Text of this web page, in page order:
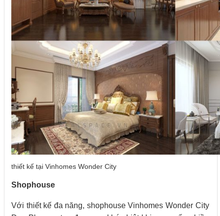
thiết kế tại Vinhomes Wonder City
Shophouse
Với thiết kế đa năng, shophouse Vinhomes Wonder City